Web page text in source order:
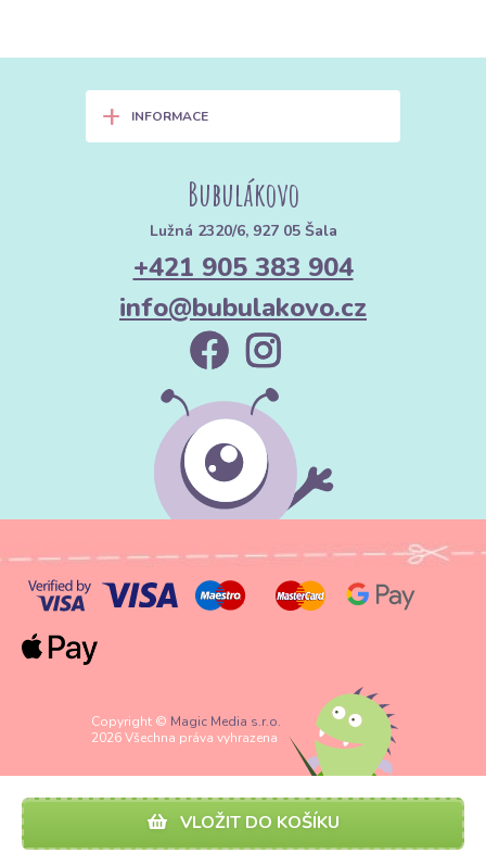
VLOŽIT DO KOŠÍKU
+ INFORMACE
Bubulákovo
Lužná 2320/6, 927 05 Šala
+421 905 383 904
info@bubulakovo.cz
Copyright © Magic Media s.r.o.
2026 Všechna práva vyhrazena